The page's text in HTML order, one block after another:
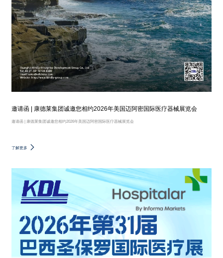
邀请函 | 康德莱集团诚邀您相约2026年美国迈阿密国际医疗器械展览会
邀请函 | 康德莱集团诚邀您相约2026年美国迈阿密国际医疗器械展览会
了解更多